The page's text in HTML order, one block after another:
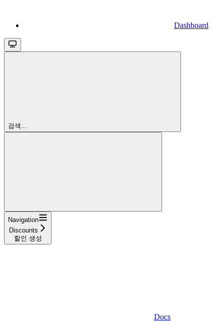
Dashboard
검색...
Navigation
Discounts
할인 생성
Docs